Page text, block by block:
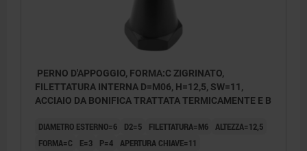
PERNO D'APPOGGIO, FORMA:C ZIGRINATO,
FILETTATURA INTERNA D=M06, H=12,5, SW=11,
ACCIAIO DA BONIFICA TRATTATA TERMICAMENTE E B
DIAMETRO ESTERNO=6 D2=5 FILETTATURA=M6 ALTEZZA=12,5
FORMA=C
E=3 P=4 APERTURA CHIAVE=11